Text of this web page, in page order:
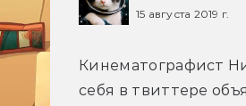
15 августа 2019 г.
Кинематографист
себя в твиттере